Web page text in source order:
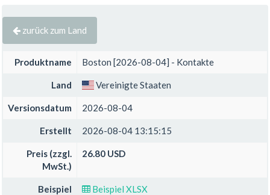
zurück zum Land
Produktname Boston [2026-08-04] - Kontakte
Land Vereinigte Staaten
Versionsdatum 2026-08-04
Erstellt 2026-08-04 13:15:15
Preis (zzgl.
MwSt.)
26.80 USD
Beispiel Beispiel XLSX